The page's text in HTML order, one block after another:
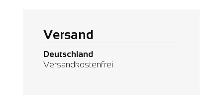
Versand
Deutschland
Versandkostenfrei